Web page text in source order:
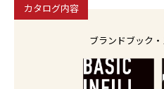
カタログ内容
ブランドブック